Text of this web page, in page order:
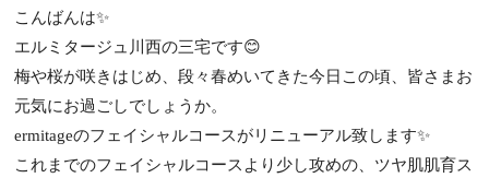
こんばんは✨
エルミタージュ川西の三宅です😊
梅や桜が咲きはじめ、段々春めいてきた今日この頃、皆さまお
元気にお過ごしでしょうか。
ermitageのフェイシャルコースがリニューアル致します✨
これまでのフェイシャルコースより少し攻めの、ツヤ肌肌育ス